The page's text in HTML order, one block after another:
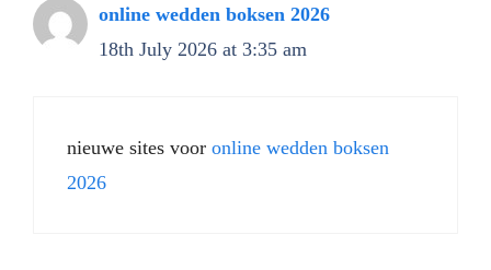
online wedden boksen 2026
18th July 2026 at 3:35 am
nieuwe sites voor online wedden boksen
2026